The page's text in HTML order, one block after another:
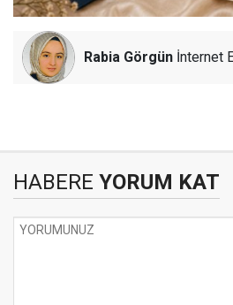
Rabia Görgün İnternet
HABERE YORUM KAT